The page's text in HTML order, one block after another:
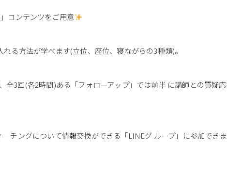
コンテンツをご用意
る方法が学べます(立位、座位、寝ながらの3種類)。
全3回(各2時間)ある「フォローアップ」では前半 に講師との質疑
チングについて情報交換ができる「LINEグ ループ」に参加できま